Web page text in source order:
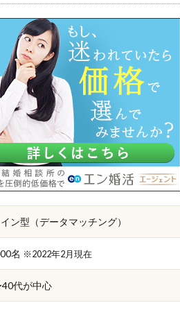
ン型（データマッチング）
名 ※2022年2月現在
代が中心